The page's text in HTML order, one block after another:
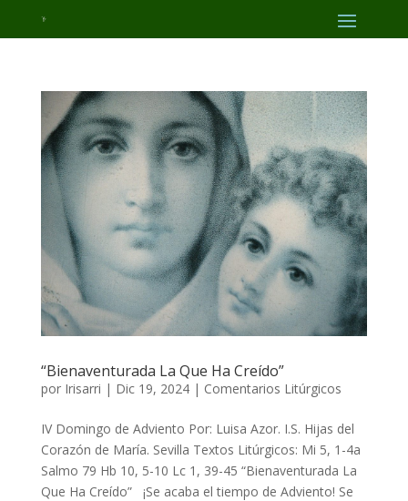
“Bienaventurada La Que Ha Creído”
por Irisarri | Dic 19, 2024| Comentarios Litúrgicos
IV Domingo de Adviento Por: Luisa Azor. I.S. Hijas del
Corazón de María. Sevilla Textos Litúrgicos: Mi 5, 1-4a
Salmo 79 Hb 10, 5-10 Lc 1, 39-45 “Bienaventurada La
Que Ha Creído” ¡Se acaba el tiempo de Adviento! Se